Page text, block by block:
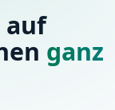
auf
ganz